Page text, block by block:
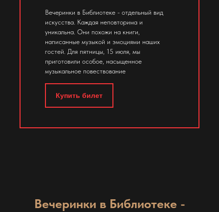
Вечеринки в Библиотеке - отдельный вид
искусства. Каждая неповторима и
уникальна. Они похожи на книги,
написанные музыкой и эмоциями наших
гостей. Для пятницы, 15 июля, мы
приготовили особое, насыщенное
музыкальное повествование
Купить билет
Вечеринки в Библиотеке -